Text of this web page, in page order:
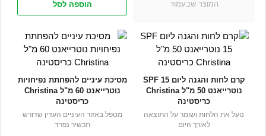
המוצר שבעמוד הוספה לסל
קרם לחות והגנה ליום SPF 15
נוטרייאנט 50 מ"ל Christina
כריסטינה
נועל את הלחות ושומר על התוצאה
לאורך היום
מסיכת עיניים להפחתת נפיחויות
נוטרייאנט 60 מ"ל Christina
כריסטינה
מטפל באזור העיניים העדין שדורש
תכשיר נפרד